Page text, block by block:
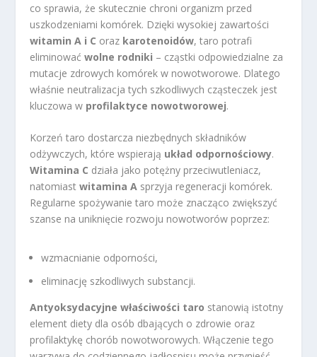
co sprawia, że skutecznie chroni organizm przed
uszkodzeniami komórek. Dzięki wysokiej zawartości
witamin A i C oraz karotenoidów, taro potrafi
eliminowaćwolne rodniki – cząstki odpowiedzialne za
mutacje zdrowych komórek w nowotworowe. Dlatego
właśnie neutralizacja tych szkodliwych cząsteczek jest
kluczowa w profilaktyce nowotworowej.
Korzeń taro dostarcza niezbędnych składników
odżywczych, które wspierają układ odpornościowy.
Witamina C działa jako potężny przeciwutleniacz,
natomiastwitamina A sprzyja regeneracji komórek.
Regularne spożywanie taro może znacząco zwiększyć
szanse na uniknięcie rozwoju nowotworów poprzez:
wzmacnianie odporności,
eliminację szkodliwych substancji.
Antyoksydacyjne właściwości taro stanowią istotny
element diety dla osób dbających o zdrowie oraz
profilaktykę chorób nowotworowych. Włączenie tego